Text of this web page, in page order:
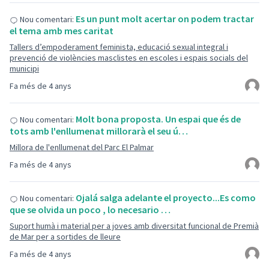
Fa més de 4 anys
Nou comentari: Es un punt molt acertar on podem tractar
el tema amb mes caritat
Tallers d’empoderament feminista, educació sexual integral i
prevenció de violències masclistes en escoles i espais socials del
municipi
Fa més de 4 anys
Nou comentari: Molt bona proposta. Un espai que és de
tots amb l'enllumenat millorarà el seu ú…
Millora de l'enllumenat del Parc El Palmar
Fa més de 4 anys
Nou comentari: Ojalá salga adelante el proyecto...Es como
que se olvida un poco , lo necesario …
Suport humà i material per a joves amb diversitat funcional de Premià
de Mar per a sortides de lleure